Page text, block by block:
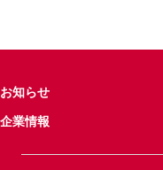
お知らせ
企業情報